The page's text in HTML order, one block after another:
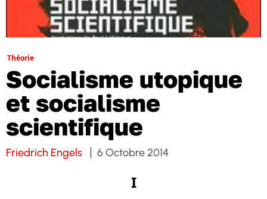
Théorie
Socialisme utopique
et socialisme
scientifique
Friedrich Engels 6 Octobre 2014
I